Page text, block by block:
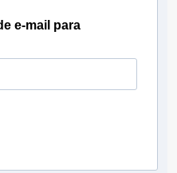
e-mail para